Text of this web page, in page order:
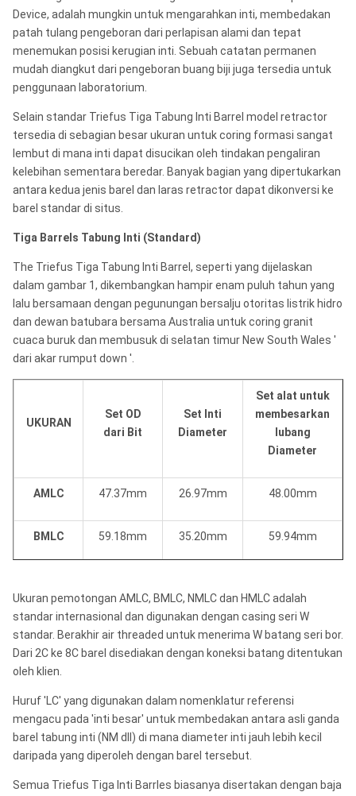
Device, adalah mungkin untuk mengarahkan inti, membedakan
patah tulang pengeboran dari perlapisan alami dan tepat
menemukan posisi kerugian inti. Sebuah catatan permanen
mudah diangkut dari pengeboran buang biji juga tersedia untuk
penggunaan laboratorium.
Selain standar Triefus Tiga Tabung Inti Barrel model retractor
tersedia di sebagian besar ukuran untuk coring formasi sangat
lembut di mana inti dapat disucikan oleh tindakan pengaliran
kelebihan sementara beredar. Banyak bagian yang dipertukarkan
antara kedua jenis barel dan laras retractor dapat dikonversi ke
barel standar di situs.
Tiga Barrels Tabung Inti (Standard)
The Triefus Tiga Tabung Inti Barrel, seperti yang dijelaskan
dalam gambar 1, dikembangkan hampir enam puluh tahun yang
lalu bersamaan dengan pegunungan bersalju otoritas listrik hidro
dan dewan batubara bersama Australia untuk coring granit
cuaca buruk dan membusuk di selatan timur New South Wales '
dari akar rumput down '.
UKURAN
Set OD
dari Bit
Set Inti
Diameter
Set alat untuk
membesarkan
lubang
Diameter
AMLC 47.37mm 26.97mm 48.00mm
BMLC 59.18mm 35.20mm 59.94mm
HMLC 98.42mm 63.50mm 99.21mm
2-1 / 2'C
91.31mm 63.50mm 92.07mm
4-3 / 8 'x
110.61mm 76.20mm
Ukuran pemotongan AMLC, BMLC, NMLC dan HMLC adalah
standar internasional dan digunakan dengan casing seri W
standar. Berakhir air threaded untuk menerima W batang seri bor.
Dari 2C ke 8C barel disediakan dengan koneksi batang ditentukan
oleh klien.
Huruf 'LC' yang digunakan dalam nomenklatur referensi
mengacu pada 'inti besar' untuk membedakan antara asli ganda
barel tabung inti (NM dll) di mana diameter inti jauh lebih kecil
daripada yang diperoleh dengan barel tersebut.
Semua Triefus Tiga Inti Barrles biasanya disertakan dengan baja